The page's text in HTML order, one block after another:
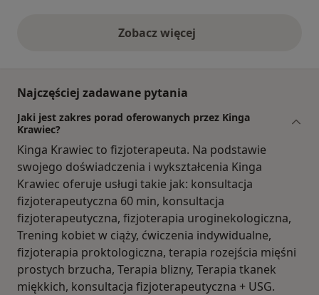
Zobacz więcejopinie powyżej
Najczęściej zadawane pytania
Jaki jest zakres porad oferowanych przez Kinga
Krawiec?
Kinga Krawiec to fizjoterapeuta. Na podstawie
swojego doświadczenia i wykształcenia Kinga
Krawiec oferuje usługi takie jak: konsultacja
fizjoterapeutyczna 60 min, konsultacja
fizjoterapeutyczna, fizjoterapia uroginekologiczna,
Trening kobiet w ciąży, ćwiczenia indywidualne,
fizjoterapia proktologiczna, terapia rozejścia mięśni
prostych brzucha, Terapia blizny, Terapia tkanek
miękkich, konsultacja fizjoterapeutyczna + USG.